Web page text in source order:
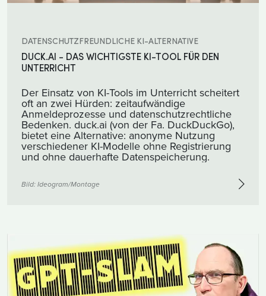
Bild: Ideogram/Montage
DUCK.AI - DAS WICHTIGSTE KI-TOOL FÜR DEN
UNTERRICHT
DATENSCHUTZFREUNDLICHE KI-ALTERNATIVE
Der Einsatz von KI-Tools im Unterricht scheitert
oft an zwei Hürden: zeitaufwändige
Anmeldeprozesse und datenschutzrechtliche
Bedenken. duck.ai (von der Fa. DuckDuckGo),
bietet eine Alternative: anonyme Nutzung
verschiedener KI-Modelle ohne Registrierung
und ohne dauerhafte Datenspeicherung.